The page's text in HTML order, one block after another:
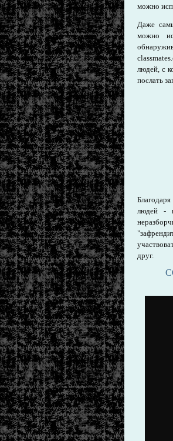
можно
Даже
можно
людей, с
послать
людей -
друг.